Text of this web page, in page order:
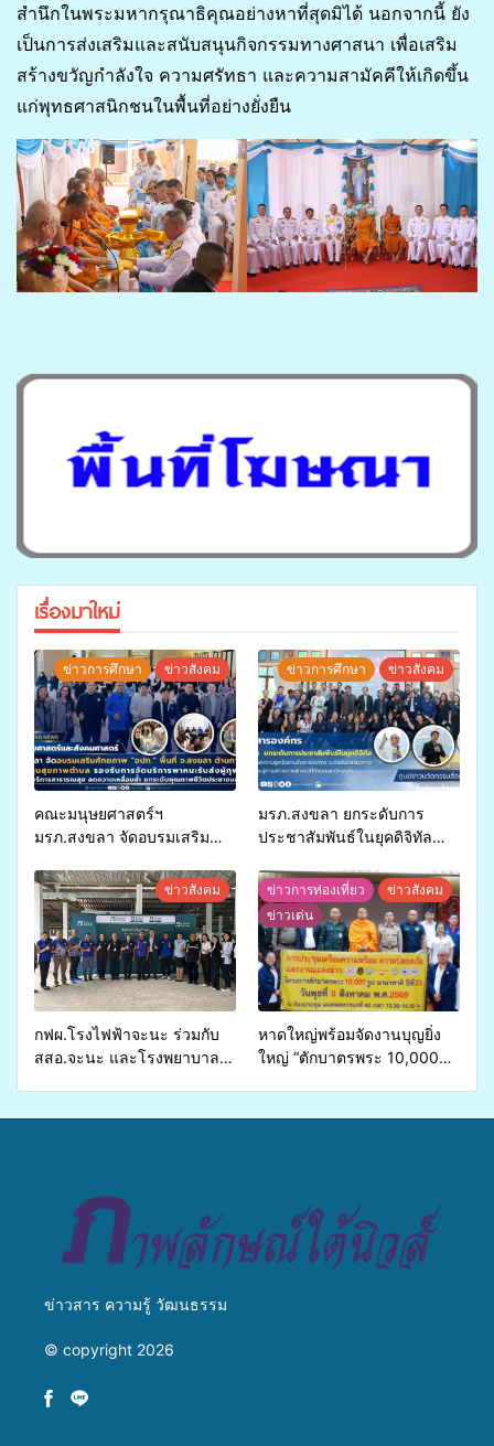
สำนึกในพระมหากรุณาธิคุณอย่างหาที่สุดมิได้ นอกจากนี้ ยัง
เป็นการส่งเสริมและสนับสนุนกิจกรรมทางศาสนา เพื่อเสริม
สร้างขวัญกำลังใจ ความศรัทธา และความสามัคคีให้เกิดขึ้น
แก่พุทธศาสนิกชนในพื้นที่อย่างยั่งยืน
เรื่องมาใหม่
ข่าวการศึกษา ข่าวสังคม
คณะมนุษยศาสตร์ฯ
มรภ.สงขลา จัดอบรมเสริม
จ่ายงบกองทุนสุขภาพตำบล
รองรับการจัดบริการพาหนะรับ
ส่งผู้ทุพพลภาพเพื่อเข้ารับ
บริการสาธารณสุข ลดความ
เหลื่อมล้ำ ยกระดับคุณภาพ
ชีวิตประชาชนอย่างยั่งยืน
ข่าวการศึกษา ข่าวสังคม
มรภ.สงขลา ยกระดับการ
ประชาสัมพันธ์ในยุคดิจิทัล
ข่ายสื่อสารองค์กร ระดมสมอง
วางแนวทางการทำงาน ปูทาง
สู่การสร้างภาพลักษณ์ที่ดีของ
มหาวิทยาลัย
ข่าวสังคม
กฟผ.โรงไฟฟ้าจะนะ ร่วมกับ
สสอ.จะนะ และโรงพยาบาล
ข่าวการท่องเที่ยว
ข่าวสังคม
ข่าวเด่น
หาดใหญ่พร้อมจัดงานบุญยิ่ง
ใหญ่ “ตักบาตรพระ 10,000
ข่าวสาร ความรู้ วัฒนธรรม
© copyright 2026